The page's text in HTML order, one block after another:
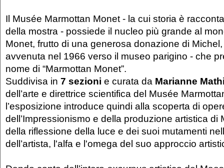
Il Musée Marmottan Monet - la cui storia è
della mostra - possiede il nucleo più grande al
Monet, frutto di una generosa donazione di
avvenuta nel 1966 verso il museo parigino - che
nome di “Marmottan Monet”.
Suddivisa in 7 sezioni e curata da Marianne
dell’arte e direttrice scientifica del Musée
l’esposizione introduce quindi alla scoperta di
dell’Impressionismo e della produzione artistica di
della riflessione della luce e dei suoi mutamenti
dell’artista, l'alfa e l'omega del suo approccio